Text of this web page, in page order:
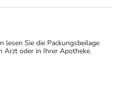
lesen Sie die Packungsbeilage
Arzt oder in Ihrer Apotheke.